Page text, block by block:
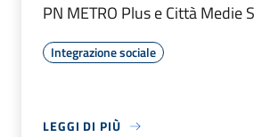
PN METRO Plus e Città
Integrazione sociale
LEGGI DI PIÙ